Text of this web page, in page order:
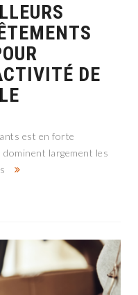
DE
est en forte
largement les